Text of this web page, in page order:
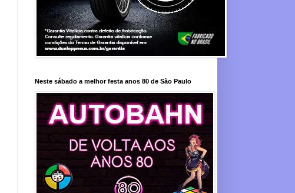
Neste sábado a melhor festa anos 80 de São Paulo